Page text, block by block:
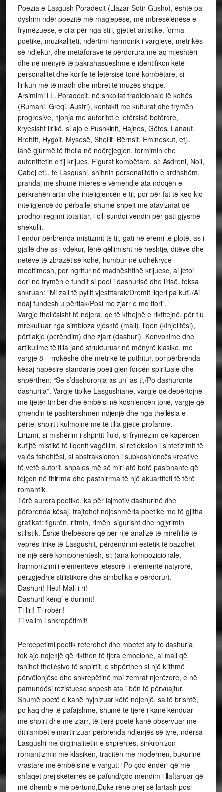
Poezia e Lasgush Poradecit (Llazar Sotir Gusho), është pa
dyshim ndër poezitë më magjepëse, më mbresëlënëse e
frymëzuese, e cila për nga stili, gjetjet artistike, forma
poetike, muzikaliteti, ndërtimi harmonik i vargjeve, metrikës
së ndjekur, dhe metaforave të përdorura me aq mjeshtëri
dhe në mënyrë të pakrahasueshme e identifikon këtë
personalitet dhe korife të letërsisë tonë kombëtare, si
lirikun më të madh dhe mbret të muzës shqipe.
Arsimimi i L. Poradecit, në shkollat tradicionale të kohës
(Rumani, Greqi, Austri), kontakti me kulturat dhe frymën
progresive, njohja me autoritet e letërsisë botërore,
kryesisht lirikë, si ajo e Pushkinit, Hajnes, Gëtes, Lanaut,
Brehtit, Hygoit, Mysesë, Shellit, Bërnsit, Emineskut, etj.,
lanë gjurmë të thella në ndërgjegjen, formimin dhe
autentitetin e tij krijues. Figurat kombëtare, si: Asdreni, Noli,
Çabej etj., te Lasgushi, shihnin personalitetin e ardhshëm,
prandaj me shumë interes e vëmendje ata ndoqën e
përkrahën artin dhe inteligjencën e tij, por për fat të keq kjo
inteligjencë do përballej shumë shpejt me atavizmat që
prodhoi regjimi totalitar, i cili sundoi vendin për gati gjysmë
shekulli.
I endur përbrenda mistizmit të tij, gati në eremi të plotë, as i
gjallë dhe as i vdekur, lënë qëllimisht në heshtje, ditëve dhe
netëve të zbrazëtisë kohë, humbur në udhëkryqe
meditimesh, por ngritur në madhështinë krijuese, ai jetoi
deri ne frymën e fundit si poet i dashurisë dhe lirisë, teksa
shkruan: “Mi zall të pyllit vjeshtarak/Dremit liqeri pa kufi,/Ai
ndaj fundesh u përflak/Posi me zjarr e me flori”.
Vargje thellësisht të ndjera, që të kthejnë e rikthejnë, për t’u
mrekulluar nga simbioza vjeshtë (mall), liqen (kthjelltësi),
përflakje (perëndim) dhe zjarr (dashuri). Konvonime dhe
artikulime të tilla janë strukturuar në mënyrë klasike, me
vargje 8 – rrokëshe dhe metrikë të puthitur, por përbrenda
kësaj hapësire standarte poeti gjen forcën spirituale dhe
shpërthen: “Se s’dashuronja-as un’ as ti,/Po dashuronte
dashurija”. Vargje tipike Lasgushiane, vargje që depërtojnë
me tjetër timbër dhe ëmbëlsi në koshiencën tonë, vargje që
çmendin të pashtershmen ndjenjë dhe nga thellësia e
përtej shpirtit kulmojnë me të tilla gjetje profarme.
Lirizmi, si mishërim i shpirtit fluid, si frymëzim që kapërcen
kufijtë mistikë të liqenit vagëllim, si refleksion i sintetizimit të
valës fshehtësi, si abstraksionon i subkoshiencës kreative
të vetë autorit, shpalos më së miri atë botë pasionante që
tejçon në thirrma dhe pasthirrma të një akuartiteti të tërë
romantik.
Tërë aurora poetike, ka për lajmotiv dashurinë dhe
përbrenda kësaj, trajtohet ndjeshmëria poetike me të gjitha
grafikat: figurën, ritmin, rimën, sigurisht dhe ngjyrimin
stilistik. Është thelbësore që për një analizë të mirëfilltë të
veprës lirike të Lasgushit, përqëndrimi estetik të bazohet
në një sërë komponentesh, si: (ana kompozicionale,
harmonizimi i elementeve jetesorë + elementë natyrorë,
përzgjedhje stilistikore dhe simbolika e përdorur).
Dashuri! Heu! Mall i ri!
Dashuri! këng’ e durimit!
Ti liri! Ti robëri!
Ti valim i shkrepëtimit!
Percepetimi poetik referohet dhe mbetet aty te dashuria,
tek ajo ndjenjë që rikthen të tjera emocione, ai mall që
fshihet thellësive të shpirtit, e shpërthen si një klithmë
përvëlonjëse dhe shkrepëtinë mbi zemrat njerëzore, e në
pamundësi rezistuese shpesh ata i bën të përvuajtur.
Shumë poetë e kanë hyjnizuar këtë ndjenjë, sa të brishtë,
po kaq dhe të pafajshme, shumë të tjerë i kanë kënduar
me shpirt dhe me zjarr, të tjerë poetë kanë observuar me
ditirambët e martirizuar përbrenda ndjenjës së tyre, ndërsa
Lasgushi me orgjinalitetin e shprehjes, sinkronizon
romantizmin me klasiken, traditën me modernen, bukurinë
vrastare me ëmbëlsinë e vargut: “Po çdo ëndërr që më
shfaqet prej skëterrës së pafund/çdo mendim i llaftaruar që
më dhemb e më përtund,Duke rënë prej së lartash posi